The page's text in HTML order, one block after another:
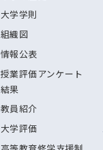
大学学則
組織図
情報公表
授業評価アンケート
結果
教員紹介
大学評価